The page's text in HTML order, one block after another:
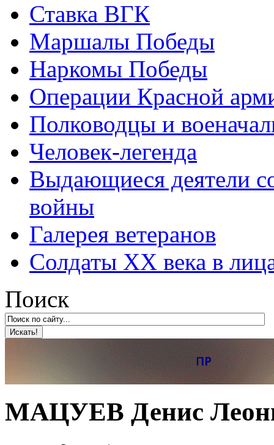
Ставка ВГК
Маршалы Победы
Наркомы Победы
Операции Красной
Полководцы и
Человек-легенда
Выдающиеся деятели
войны
Галерея ветеранов
Солдаты XX века в
Поиск
МАЦУЕВ Денис